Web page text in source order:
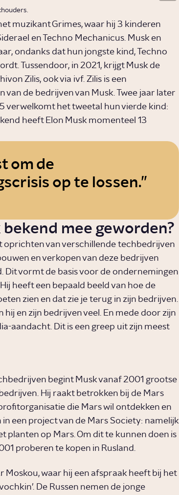
muzikant Grimes, waar hij 3 kinderen
en Techno Mechanicus. Musk en
ondanks dat hun jongste kind, Techno
Tussendoor, in 2021, krijgt Musk de
Zilis, ook via ivf. Zilis is een
van de bedrijven van Musk. Twee jaar later
verwelkomt het tweetal hun vierde kind:
heeft Elon Musk momenteel 13
om de
op te lossen.
bekend mee geworden?
oprichten van verschillende techbedrijven
en verkopen van deze bedrijven
Dit vormt de basis voor de ondernemingen
heeft een bepaald beeld van hoe de
zien en dat zie je terug in zijn bedrijven.
hij en zijn bedrijven veel. En mede door zijn
aandacht. Dit is een greep uit zijn meest
begint Musk vanaf 2001 grootse
Hij raakt betrokken bij de Mars
die Mars wil ontdekken en
een project van de Mars Society: namelijk
planten op Mars. Om dit te kunnen doen is
proberen te kopen in Rusland.
Moskou, waar hij een afspraak heeft bij het
De Russen nemen de jonge